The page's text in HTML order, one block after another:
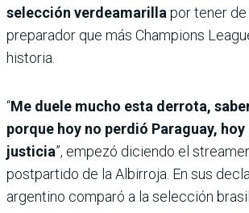
selección verdeamarillapor tener
preparador que más Champions
historia.
“Me duele mucho esta derrota,
porque hoy no perdió Paraguay,
justicia”, empezó diciendo el
postpartido de la Albirroja. En sus
argentino comparó a la selección